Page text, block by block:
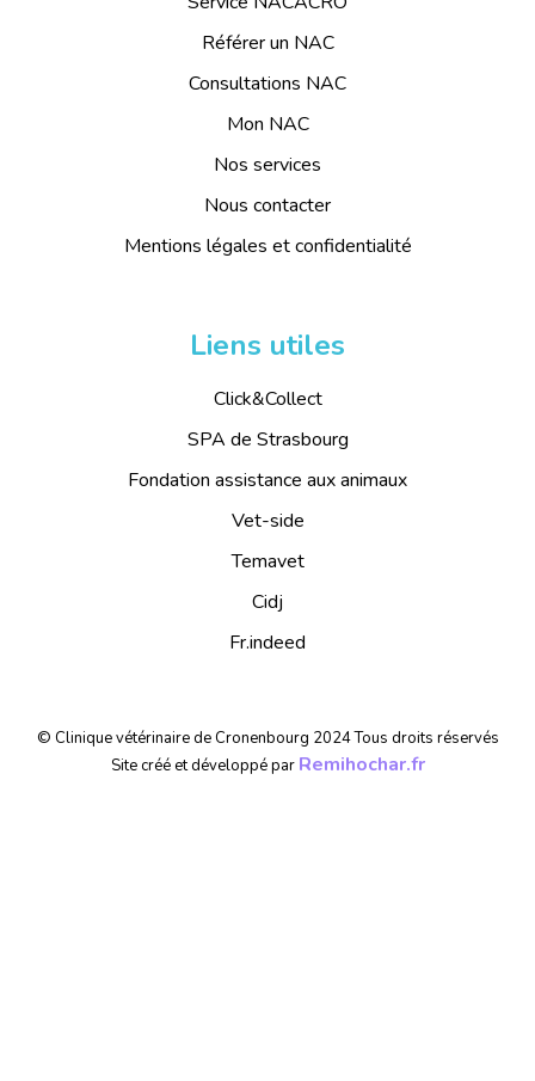
Référer un NAC
Consultations NAC
Mon NAC
Nos services
Nous contacter
Mentions légales et confidentialité
Liens utiles
Click&Collect
SPA de Strasbourg
Fondation assistance aux animaux
Vet-side
Temavet
Cidj
Fr.indeed
© Clinique vétérinaire de Cronenbourg 2024 Tous droits réservés
Site créé et développé par Remihochar.fr